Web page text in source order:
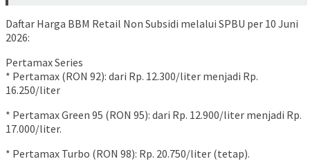
Daftar Harga BBM Retail Non Subsidi melalui SPBU per 10 Juni
2026:
Pertamax Series
* Pertamax (RON 92): dari Rp. 12.300/liter menjadi Rp.
16.250/liter
* Pertamax Green 95 (RON 95): dari Rp. 12.900/liter menjadi Rp.
17.000/liter.
* Pertamax Turbo (RON 98): Rp. 20.750/liter (tetap).